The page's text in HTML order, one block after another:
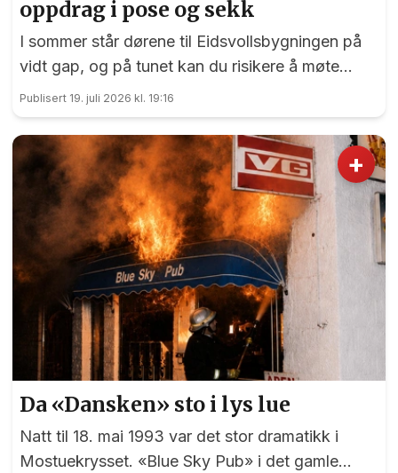
oppdrag i pose og sekk
I sommer står dørene til Eidsvollsbygningen på
vidt gap, og på tunet kan du risikere å møte
blide og hjelpsomme sommervikarer som mer
enn gjerne guider deg.
Publisert 19. juli 2026 kl. 19:16
+
Da «Dansken» sto i lys lue
Natt til 18. mai 1993 var det stor dramatikk i
Mostuekrysset. «Blue Sky Pub» i det gamle